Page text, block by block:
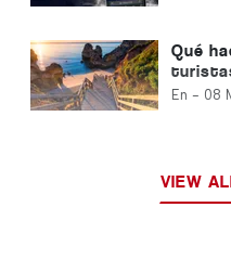
Qué
y qué
En - 08
VIEW